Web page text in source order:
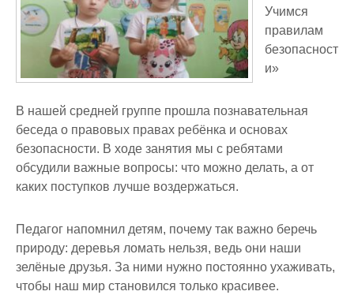
Учимся
правилам
безопасност
и»
В нашей средней группе прошла познавательная
беседа о правовых правах ребёнка и основах
безопасности. В ходе занятия мы с ребятами
обсудили важные вопросы: что можно делать, а от
каких поступков лучше воздержаться.
Педагог напомнил детям, почему так важно беречь
природу: деревья ломать нельзя, ведь они наши
зелёные друзья. За ними нужно постоянно ухаживать,
чтобы наш мир становился только красивее.